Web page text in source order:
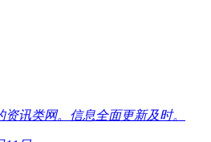
讯类网。信息全面更新及时。